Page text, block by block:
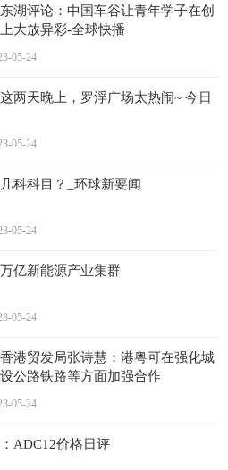
东湖评论：中国车谷让青年学子在创
大放异彩-全球快播
05-24
两天晚上，罗浮广场太热闹~ 今日
05-24
科科目？_环球新要闻
05-24
亿新能源产业集群
05-24
港贸发局张诗慧：港粤可在强化城
公路铁路等方面加强合作
05-24
ADC12价格日评